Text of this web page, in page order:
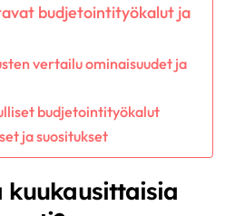
budjetointityökalut ja
vertailu ominaisuudet ja
budjetointityökalut
ja suositukset
kuukausittaisia